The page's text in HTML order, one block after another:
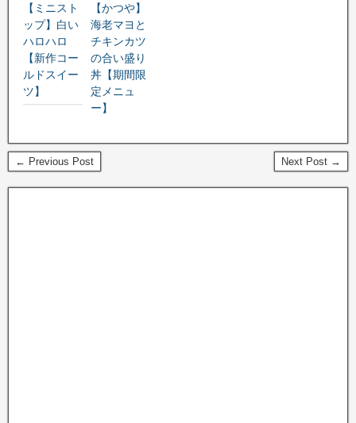
【ミニスト
ップ】白い
ハロハロ
【新作コー
ルドスイー
ツ】
【かつや】
海老マヨと
チキンカツ
の合い盛り
丼【期間限
定メニュ
ー】
← Previous Post Next Post →